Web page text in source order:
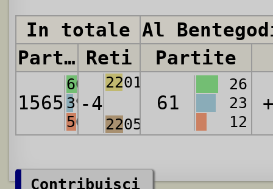
In totale Al
Partite Reti Partite
1565
608
392
565
-4
2201
2205
61
26
23
12
Contribuisci